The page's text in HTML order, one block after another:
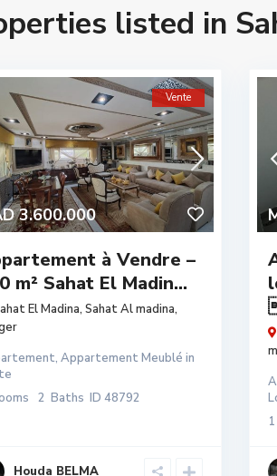
listed in
3.600.000
Vente
à Vendre –
m² Sahat El Madin...
El Madina, Sahat Al madina,
, Appartement Meublé in
2 Baths ID 48792
Houda BELMA
1